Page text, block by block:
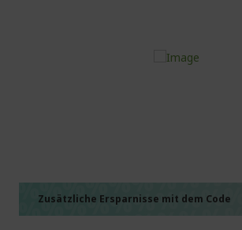
Zusätzliche Ersparnisse mit dem Code